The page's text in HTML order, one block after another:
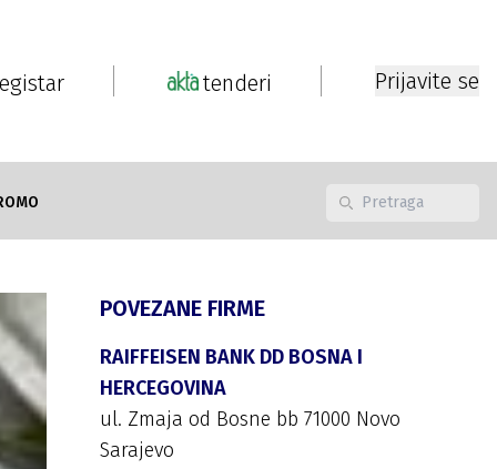
tenderi Prijavite se
POVEZANE FIRME
RAIFFEISEN BANK DD BOSNA I
HERCEGOVINA
ul. Zmaja od Bosne bb 71000 Novo
Sarajevo